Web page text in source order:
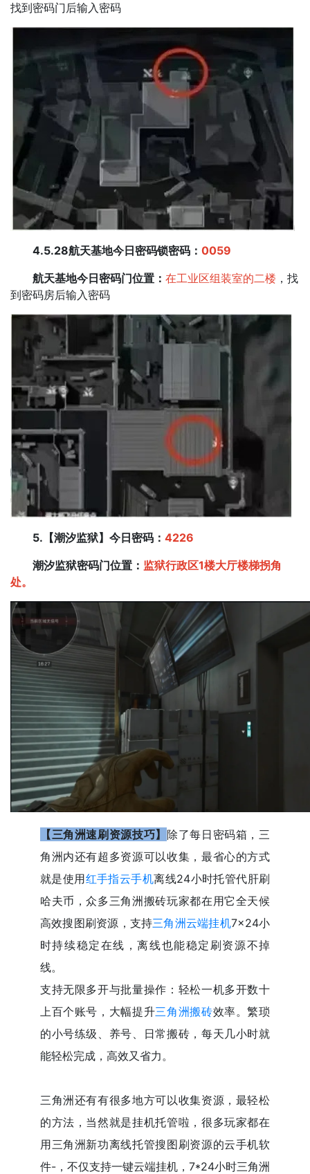
找到密码门后输入密码
4.5.28航天基地今日密码锁密码： 0059
航天基地今日密码门位置： 在工业区组装室的二楼 ，找
到密码房后输入密码
5.【潮汐监狱】今日密码： 4226
潮汐监狱密码门位置： 监狱行政区1楼大厅楼梯拐角
处。
【三角洲速刷资源技巧】 除了每日密码箱，三
角洲内还有超多资源可以收集，最省心的方式
就是使用红手指云手机离线24小时托管代肝刷
哈夫币，众多三角洲搬砖玩家都在用它全天候
高效搜图刷资源，支持三角洲云端挂机7×24小
时持续稳定在线，离线也能稳定刷资源不掉
线。
支持无限多开与批量操作：轻松一机多开数十
上百个账号，大幅提升三角洲搬砖效率。繁琐
的小号练级、养号、日常搬砖，每天几小时就
能轻松完成，高效又省力。
三角洲还有有很多地方可以收集资源，最轻松
的方法，当然就是挂机托管啦，很多玩家都在
用三角洲新功离线托管搜图刷资源的云手机软
件-，不仅支持一键云端挂机，7*24小时三角洲